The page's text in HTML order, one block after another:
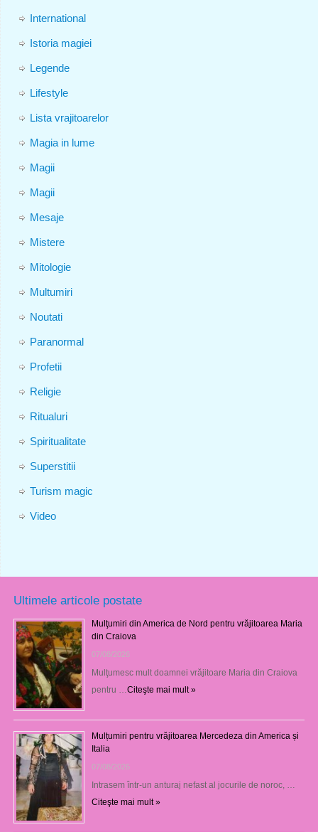
International
Istoria magiei
Legende
Lifestyle
Lista vrajitoarelor
Magia in lume
Magii
Magii
Mesaje
Mistere
Mitologie
Multumiri
Noutati
Paranormal
Profetii
Religie
Ritualuri
Spiritualitate
Superstitii
Turism magic
Video
Ultimele articole postate
Mulţumiri din America de Nord pentru vrăjitoarea Maria
din Craiova
07/08/2026
Mulţumesc mult doamnei vrăjitoare Maria din Craiova
pentru … Citeşte mai mult »
Mulțumiri pentru vrăjitoarea Mercedeza din America și
Italia
07/08/2026
Intrasem într-un anturaj nefast al jocurile de noroc, …
Citeşte mai mult »